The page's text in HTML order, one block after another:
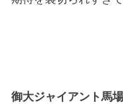
御大ジャイアント馬